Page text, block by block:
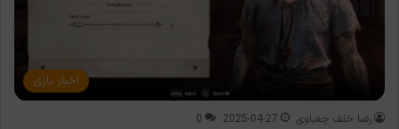
اخبار بازی
رضا خلف چعباوی 2025-04-27
0